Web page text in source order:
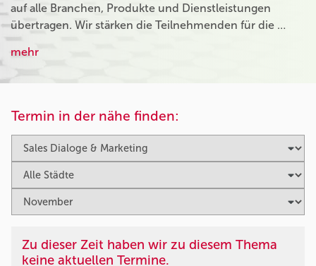
auf alle Branchen, Produkte und Dienstleistungen
übertragen. Wir stärken die Teilnehmenden für die …
mehr
Termin in der nähe finden:
Zu dieser Zeit haben wir zu diesem Thema
keine aktuellen Termine.